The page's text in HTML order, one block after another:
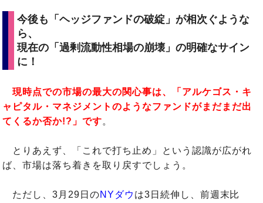
今後も「ヘッジファンドの破綻」が相次ぐような
ら、
現在の「過剰流動性相場の崩壊」の明確なサイン
に！
現時点での市場の最大の関心事は、「アルケゴス・キ
ャピタル・マネジメントのようなファンドがまだまだ出
てくるか否か!?」です。
とりあえず、「これで打ち止め」という認識が広がれ
ば、市場は落ち着きを取り戻すでしょう。
ただし、3月29日のNYダウ は3日続伸し、前週末比